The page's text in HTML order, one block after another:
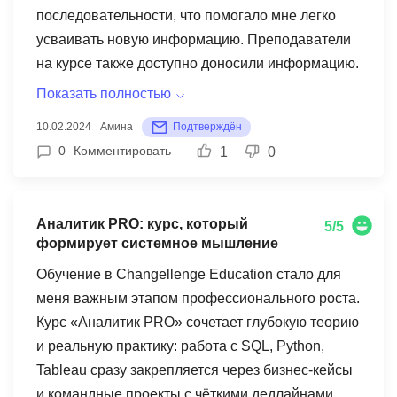
что все равно будет что-то новое) и работы с
бизнес-процессами.
последовательности, что помогало мне легко
усваивать новую информацию. Преподаватели
на курсе также доступно доносили информацию.
Кроме того, стоит отметить удобство онлайн-
в удобное для себя время, что было особенно
важно для меня, учитывая мою занятость. А
для меня отличной мотивацией. Хайлатом курса
для меня были кейс-уики. Это были самые
напряженные, но самые продуктивные недели,
на которых можно было познакомиться с
коллегами и вместе работать над интересными
кейсами от топовых российских и
международных кампаний. В целом, я очень
Показать полностью
10.02.2024 Амина Подтверждён
0 Комментировать 1 0
Аналитик PRO: курс, который
формирует системное мышление
5/5
Обучение в Changellenge Education стало для
меня важным этапом профессионального роста.
Курс «Аналитик PRO» сочетает глубокую теорию
и реальную практику: работа с SQL, Python,
Tableau сразу закрепляется через бизнес-кейсы
и командные проекты с чёткими дедлайнами.